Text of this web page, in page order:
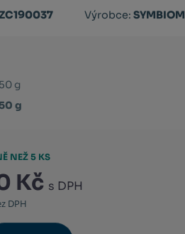
KódVýrobce:SYMBIOM
g
g
Kč s DPH
DPH
NEŽ 5 KS